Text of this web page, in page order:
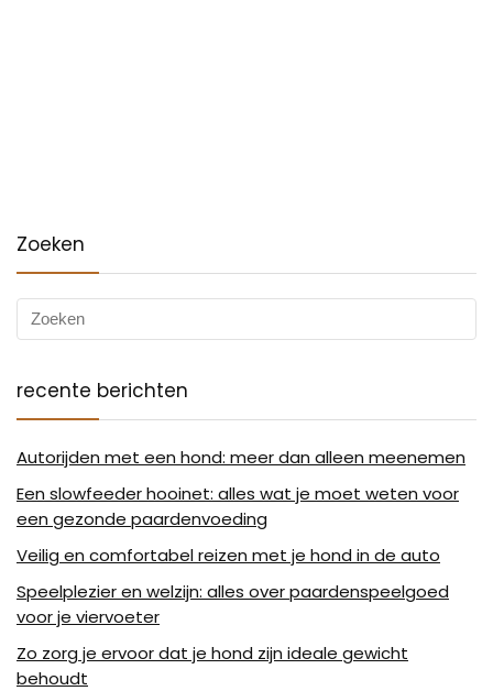
Zoeken
recente berichten
Autorijden met een hond: meer dan alleen meenemen
Een slowfeeder hooinet: alles wat je moet weten voor
een gezonde paardenvoeding
Veilig en comfortabel reizen met je hond in de auto
Speelplezier en welzijn: alles over paardenspeelgoed
voor je viervoeter
Zo zorg je ervoor dat je hond zijn ideale gewicht
behoudt